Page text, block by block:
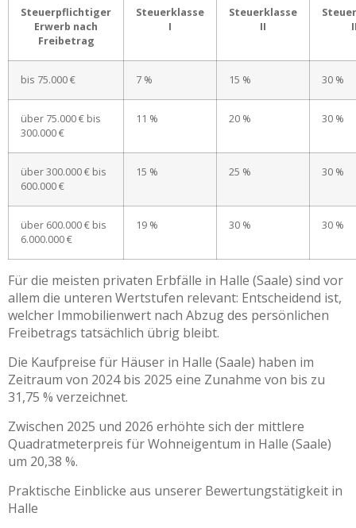
Steuerpflichtiger
Erwerb nach
Freibetrag
Steuerklasse
I
Steuerklasse
II
bis 75.000 € 7 % 15 % 30 %
über 75.000 € bis
300.000 €
11 % 20 % 30 %
über 300.000 € bis
600.000 €
15 % 25 % 30 %
über 600.000 € bis
6.000.000 €
19 % 30 % 30 %
Für die meisten privaten Erbfälle in Halle (Saale) sind vor
allem die unteren Wertstufen relevant: Entscheidend ist,
welcher Immobilienwert nach Abzug des persönlichen
Freibetrags tatsächlich übrig bleibt.
Die Kaufpreise für Häuser in Halle (Saale) haben im
Zeitraum von 2024 bis 2025 eine Zunahme von bis zu
31,75 % verzeichnet.
Zwischen 2025 und 2026 erhöhte sich der mittlere
Quadratmeterpreis für Wohneigentum in Halle (Saale)
um 20,38 %.
Praktische Einblicke aus unserer Bewertungstätigkeit in
Halle